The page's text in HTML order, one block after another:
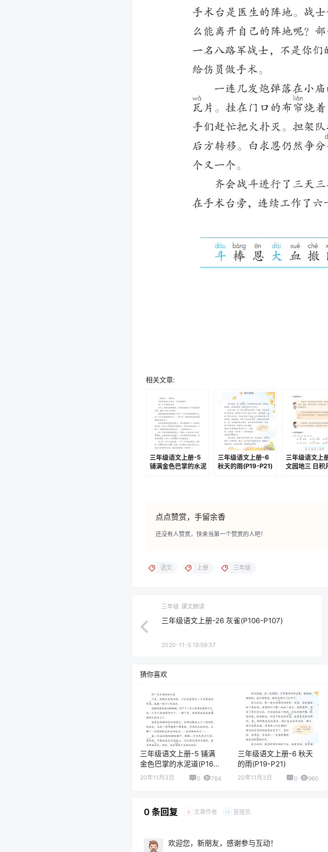
相关文章:
三年级语文上册-5
铺满金色巴掌的水泥
三年级语文上册-6
秋天的雨(P19-P21)
三年级语文上
文园地三 日积
点点赞赏，手留余香
还没有人赞赏，快来当第一个赞赏的人吧！
语文 上册 三年级
三年级 课文朗读
三年级语文上册-26 灰雀(P106-P107)
2020-11-5 18:59:37
猜你喜欢
三年级语文上册-5 铺满
金色巴掌的水泥道(P16-
P18)
20年11月3日 0 764
三年级语文上册-6 秋天
的雨(P19-P21)
20年11月3日 0 960
0 条回复 A 文章作者 M 管理员
欢迎您，新朋友，感谢参与互动！